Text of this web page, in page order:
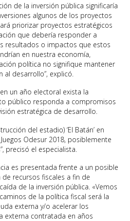
de la inversión pública significaría
algunos de los proyectos
priorizar proyectos estratégicos
que debería responder a
resultados o impactos que estos
en nuestra economía,
política no signifique mantener
desarrollo”, explicó.
un año electoral exista la
público responda a compromisos
estratégica de desarrollo.
del estadio) ‘El Batán’ en
Odesur 2018, posiblemente
precisó el especialista.
es presentada frente a un posible
recursos fiscales a fin de
de la inversión pública. «Vemos
de la política fiscal será la
externa y/o acelerar los
externa contratada en años